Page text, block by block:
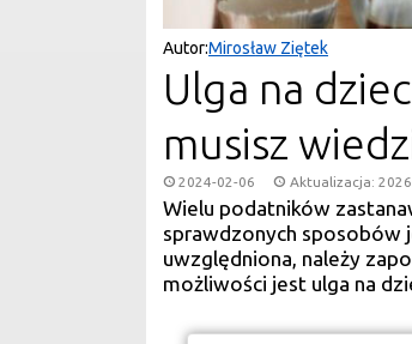
Autor:Mirosław Ziętek
Ulga na
musisz
2024-02-06 Aktualizacja:
Wielu podatników
sprawdzonych sposobów
uwzględniona, należy
możliwości jest ulga na